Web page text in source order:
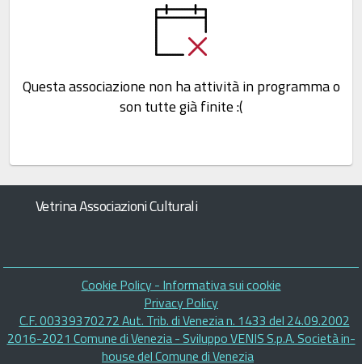
Questa associazione non ha attività in programma o
son tutte già finite :(
Vetrina Associazioni Culturali
Piè
di
pagina
Cookie Policy - Informativa sui cookie
Privacy Policy
C.F. 00339370272 Aut. Trib. di Venezia n. 1433 del 24.09.2002
2016-2021 Comune di Venezia - Sviluppo VENIS S.p.A. Società in-
house del Comune di Venezia